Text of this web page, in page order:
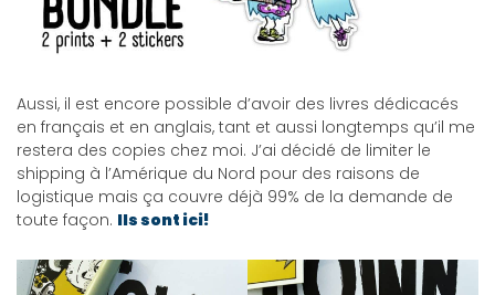
Aussi, il est encore possible d’avoir des livres dédicacés
en français et en anglais, tant et aussi longtemps qu’il me
restera des copies chez moi. J’ai décidé de limiter le
shipping à l’Amérique du Nord pour des raisons de
logistique mais ça couvre déjà 99% de la demande de
toute façon. Ils sont ici!